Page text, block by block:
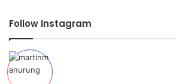
Follow Instagram